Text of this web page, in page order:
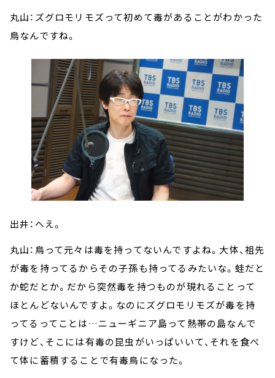
丸山：ズグロモリモズって初めて毒があることがわかった
鳥なんですね。
出井：へえ。
丸山：鳥って元々は毒を持ってないんですよね。大体、祖先
が毒を持ってるからその子孫も持ってるみたいな。蛙だと
か蛇だとか。だから突然毒を持つものが現れることって
ほとんどないんですよ。なのにズグロモリモズが毒を持
ってるってことは…ニューギニア島って熱帯の島なんで
すけど、そこには有毒の昆虫がいっぱいいて、それを食べ
て体に蓄積することで有毒鳥になった。